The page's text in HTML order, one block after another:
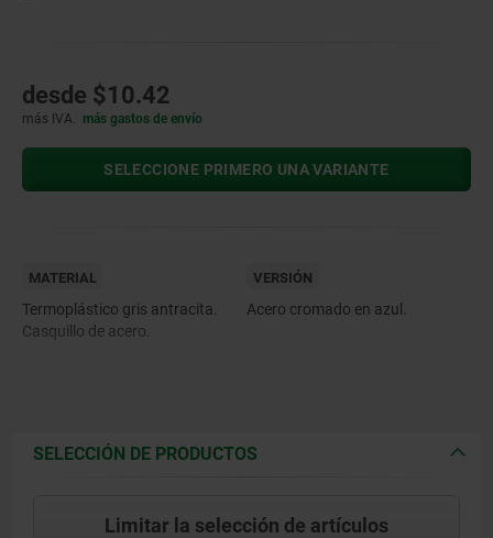
desde $10.42
más IVA. más gastos de envío
SELECCIONE PRIMERO UNA VARIANTE
MATERIAL
Termoplástico gris antracita.
Casquillo de acero.
VERSIÓN
Acero cromado en azul.
SELECCIÓN DE PRODUCTOS
Limitar la selección de artículos